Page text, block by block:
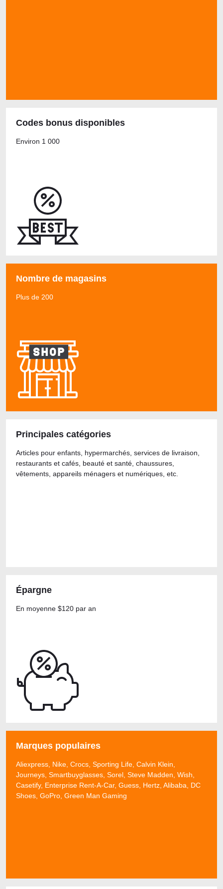
Codes bonus disponibles
Environ 1 000
Nombre de magasins
Plus de 200
Principales catégories
Articles pour enfants, hypermarchés, services de livraison,
restaurants et cafés, beauté et santé, chaussures,
vêtements, appareils ménagers et numériques, etc.
Épargne
En moyenne $120 par an
Marques populaires
Aliexpress, Nike, Crocs, Sporting Life, Calvin Klein,
Journeys, Smartbuyglasses, Sorel, Steve Madden, Wish,
Casetify, Enterprise Rent-A-Car, Guess, Hertz, Alibaba, DC
Shoes, GoPro, Green Man Gaming